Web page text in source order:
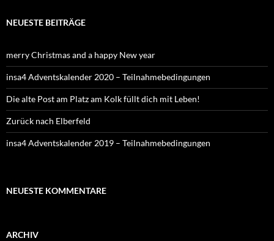
NEUESTE BEITRÄGE
merry Christmas and a happy New year
insa4 Adventskalender 2020 – Teilnahmebedingungen
Die alte Post am Platz am Kolk füllt dich mit Leben!
Zurück nach Elberfeld
insa4 Adventskalender 2019 – Teilnahmebedingungen
NEUESTE KOMMENTARE
ARCHIV